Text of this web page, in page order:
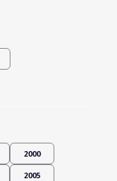
2000
2005